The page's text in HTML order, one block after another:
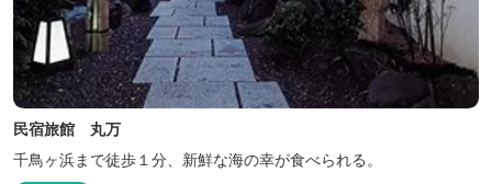
民宿旅館 丸万
千鳥ヶ浜まで徒歩１分、新鮮な海の幸が食べられる。